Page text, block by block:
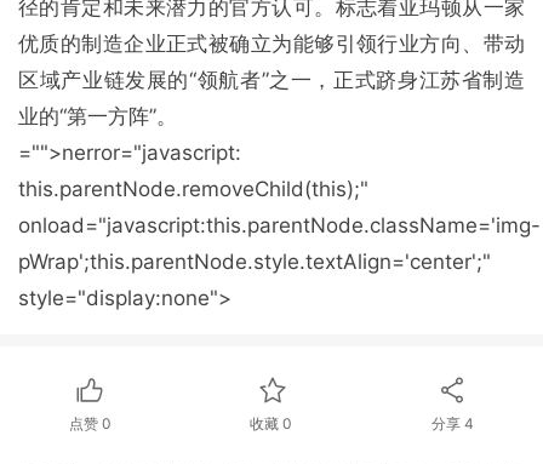
径的肯定和未来潜力的官方认可。标志着亚玛顿从一家
优质的制造企业正式被确立为能够引领行业方向、带动
区域产业链发展的“领航者”之一，正式跻身江苏省制造
业的“第一方阵”。
="">nerror="javascript:
this.parentNode.removeChild(this);"
onload="javascript:this.parentNode.className='img-
pWrap';this.parentNode.style.textAlign='center';"
style="display:none">
点赞0 收藏0 分享 4